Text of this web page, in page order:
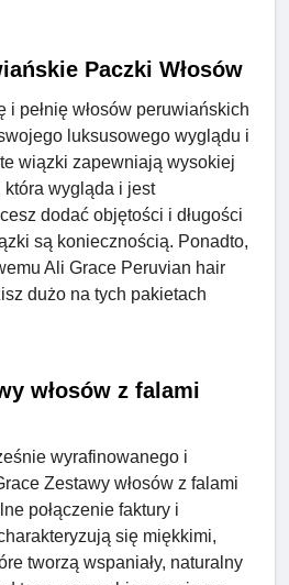
Paczki Włosów
i pełnię włosów peruwiańskich
luksusowego wyglądu i
wiązki zapewniają wysokiej
która wygląda i jest
dodać objętości i długości
są koniecznością. Ponadto,
Ali Grace Peruvian hair
dużo na tych pakietach
włosów z falami
wyrafinowanego i
Zestawy włosów z falami
połączenie faktury i
się miękkimi,
tworzą wspaniały, naturalny